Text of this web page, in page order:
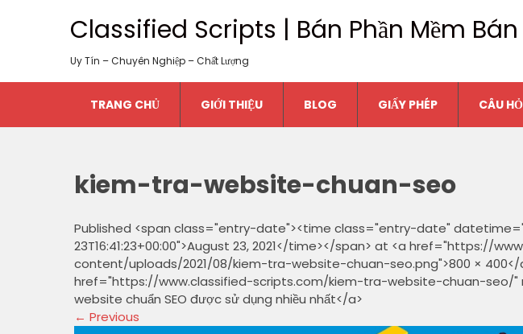
Classified Scripts | Bán Phần Mềm
Uy Tín – Chuyên Nghiệp – Chất Lượng
TRANG CHỦ GIỚI THIỆU BLOG GIẤY PHÉP CÂU
kiem-tra-website-chuan-seo
Published <span class="entry-date"><time class="entry-date"
23T16:41:23+00:00">August 23, 2021</time></span> at <a href="https://
content/uploads/2021/08/kiem-tra-website-chuan-seo.png">800 × 400</
href="https://www.classified-scripts.com/kiem-tra-website-chuan-seo/"
website chuẩn SEO được sử dụng nhiều nhất</a>
← Previous